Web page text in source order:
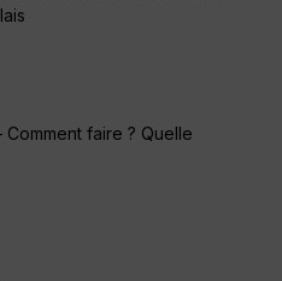
Comment faire ? Quelle